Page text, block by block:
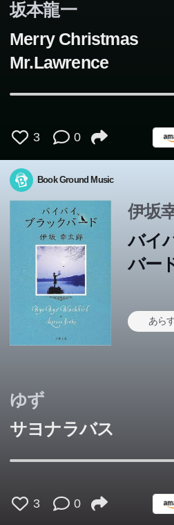
坂本龍一
Merry Christmas
Mr.Lawrence
3 0
Book Ground Music
伊坂
バイ
バー
あら
ゆず
サヨナラバス
3 0